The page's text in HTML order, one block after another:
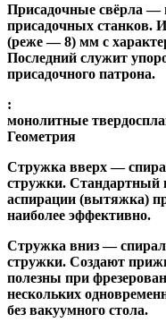
Присадочные свёрла —
присадочных станков.
(реже — 8) мм с
Последний служит
присадочного патрона.
:
монолитные
Геометрия
Стружка вверх—
стружки. Стандартный
аспирации (вытяжка)
наиболее эффективно.
Стружка вниз—
стружки. Создают
полезны при
нескольких
без вакуумного стола.